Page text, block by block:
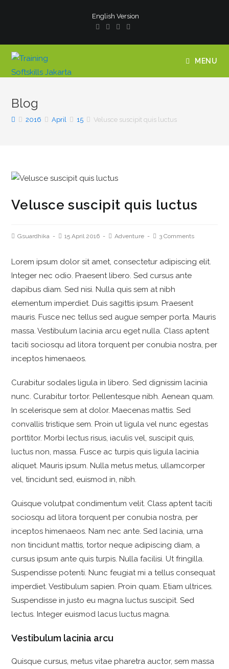
English Version
MENU
Blog
2016 April 15 Velusce suscipit quis luctus
Velusce suscipit quis luctus
Gsuardhika 15 April 2016 Adventure 3 Comments
Lorem ipsum dolor sit amet, consectetur adipiscing elit.
Integer nec odio. Praesent libero. Sed cursus ante
dapibus diam. Sed nisi. Nulla quis sem at nibh
elementum imperdiet. Duis sagittis ipsum. Praesent
mauris. Fusce nec tellus sed augue semper porta. Mauris
massa. Vestibulum lacinia arcu eget nulla. Class aptent
taciti sociosqu ad litora torquent per conubia nostra, per
inceptos himenaeos.
Curabitur sodales ligula in libero. Sed dignissim lacinia
nunc. Curabitur tortor. Pellentesque nibh. Aenean quam.
In scelerisque sem at dolor. Maecenas mattis. Sed
convallis tristique sem. Proin ut ligula vel nunc egestas
porttitor. Morbi lectus risus, iaculis vel, suscipit quis,
luctus non, massa. Fusce ac turpis quis ligula lacinia
aliquet. Mauris ipsum. Nulla metus metus, ullamcorper
vel, tincidunt sed, euismod in, nibh.
Quisque volutpat condimentum velit. Class aptent taciti
sociosqu ad litora torquent per conubia nostra, per
inceptos himenaeos. Nam nec ante. Sed lacinia, urna
non tincidunt mattis, tortor neque adipiscing diam, a
cursus ipsum ante quis turpis. Nulla facilisi. Ut fringilla.
Suspendisse potenti. Nunc feugiat mi a tellus consequat
imperdiet. Vestibulum sapien. Proin quam. Etiam ultrices.
Suspendisse in justo eu magna luctus suscipit. Sed
lectus. Integer euismod lacus luctus magna.
Vestibulum lacinia arcu
Quisque cursus, metus vitae pharetra auctor, sem massa